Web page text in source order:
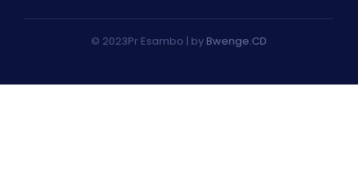
© 2023Pr Esambo | by Bwenge.CD